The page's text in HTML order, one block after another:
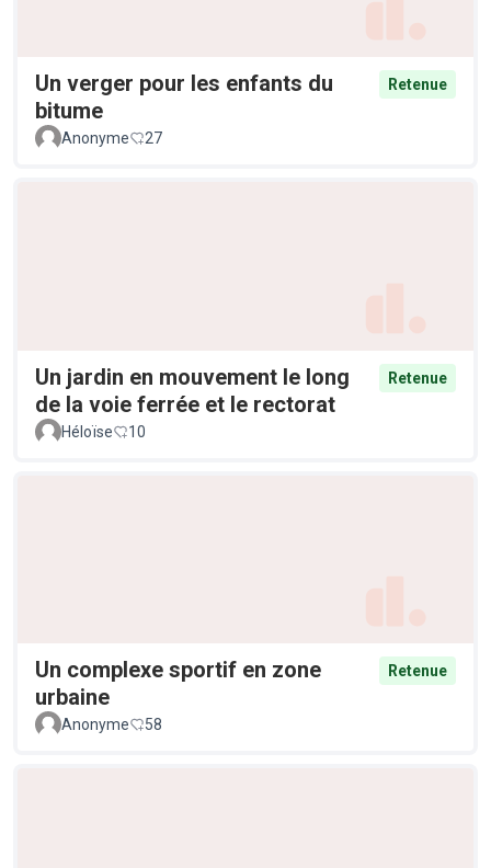
Un verger pour les enfants du
bitume
Retenue
Anonyme 27
Un jardin en mouvement le long
de la voie ferrée et le rectorat
Retenue
Héloïse 10
Un complexe sportif en zone
urbaine
Retenue
Anonyme 58